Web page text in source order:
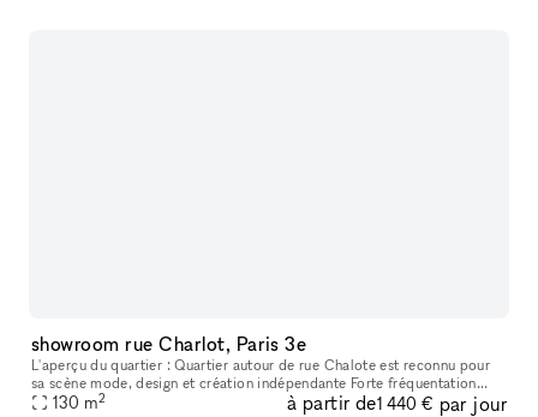
showroom rue Charlot, Paris 3e
L'aperçu du quartier : Quartier autour de rue Chalote est reconnu pour
sa scène mode, design et création indépendante Forte fréquentation
professionnelle pendant les fashion weeks et événements press
130 m2 à partir de1 440 € par jour